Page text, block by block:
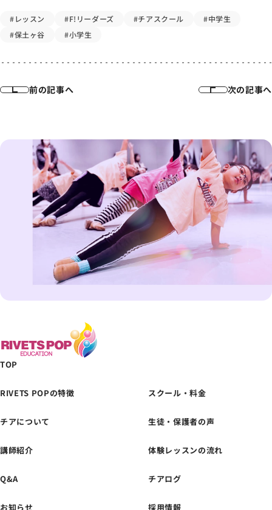
#レッスン #F!リーダーズ #チアスクール
#中学生
#保土ヶ谷
#小学生
前の記事へ 次の記事へ
体験レッスンの
お申し込みはこちら
TOP
RIVETS POPの特徴 スクール・料金
チアについて 生徒・保護者の声
講師紹介 体験レッスンの流れ
Q&A チアログ
お知らせ 採用情報